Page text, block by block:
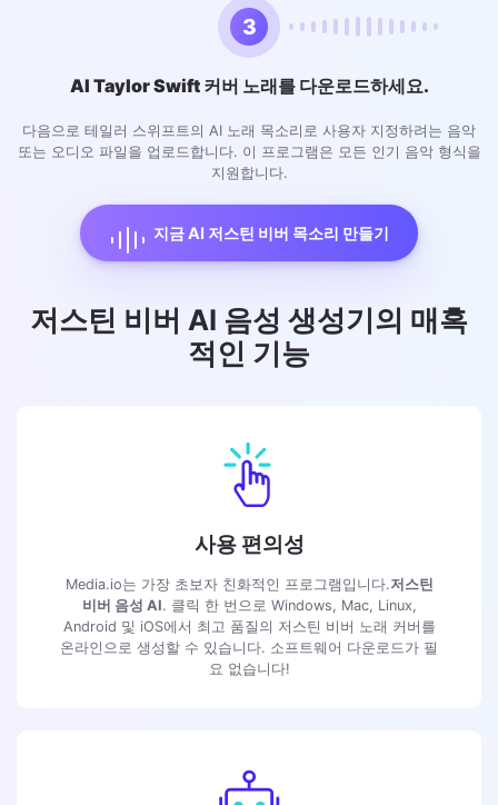
3
AI Taylor Swift 커버 노래를 다운로드하세요.
다음으로 테일러 스위프트의 AI 노래 목소리로 사용자 지정하려는 음악
또는 오디오 파일을 업로드합니다. 이 프로그램은 모든 인기 음악 형식을
지원합니다.
지금 AI 저스틴 비버 목소리 만들기
저스틴 비버 AI 음성 생성기의 매혹
적인 기능
사용 편의성
Media.io는 가장 초보자 친화적인 프로그램입니다. 저스틴
비버 음성 AI. 클릭 한 번으로 Windows, Mac, Linux,
Android 및 iOS에서 최고 품질의 저스틴 비버 노래 커버를
온라인으로 생성할 수 있습니다. 소프트웨어 다운로드가 필
요 없습니다!